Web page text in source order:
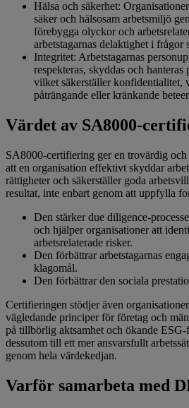
Hälsa och säkerhet:
säker och hälsosam arbetsmiljö
förebygga olyckor och
arbetstagarnas delaktighet i frågor
Integritet: Arbetstagarnas
respekteras, skyddas och hanteras
vilket säkerställer konfidentialitet,
påträngande eller kränkande
Värdet av SA8000-
SA8000-certifiering ger en trovärdig och
att en organisation effektivt skyddar
rättigheter och säkerställer goda
resultat, inte enbart genom att uppfylla
Den stärker due diligence-
och hjälper organisationer att
arbetsrelaterade risker.
Den förbättrar arbetstagarnas
klagomål.
Den förbättrar den sociala
Certifieringen stödjer även
vägledande principer för företag och
på tillbörlig aktsamhet och ökande
dessutom till ett mer ansvarsfullt
genom hela värdekedjan.
Varför samarbeta med